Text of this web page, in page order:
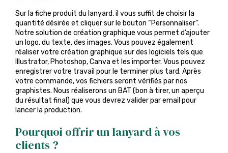
Sur la fiche produit du lanyard, il vous suffit de choisir la
quantité désirée et cliquer sur le bouton “Personnaliser”.
Notre solution de création graphique vous permet d’ajouter
un logo, du texte, des images. Vous pouvez également
réaliser votre création graphique sur des logiciels tels que
Illustrator, Photoshop, Canva et les importer. Vous pouvez
enregistrer votre travail pour le terminer plus tard. Après
votre commande, vos fichiers seront vérifiés par nos
graphistes. Nous réaliserons un BAT (bon à tirer, un aperçu
du résultat final) que vous devrez valider par email pour
lancer la production.
Pourquoi offrir un lanyard à vos
clients ?